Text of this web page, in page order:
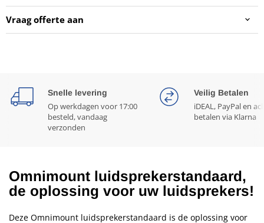
Vraag offerte aan
Snelle levering
Op werkdagen voor 17:00
besteld, vandaag
verzonden
Veilig Betalen
iDEAL, PayPal en
betalen via Klarna
Omnimount luidsprekerstandaard,
de oplossing voor uw luidsprekers!
Deze Omnimount luidsprekerstandaard is de oplossing voor